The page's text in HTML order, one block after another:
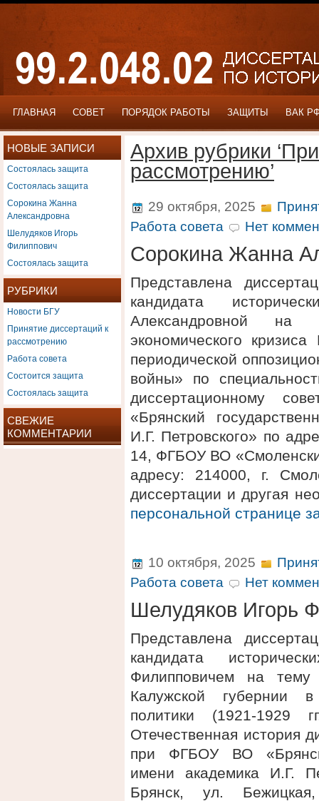
ГЛАВНАЯ СОВЕТ ПОРЯДОК РАБОТЫ ЗАЩИТЫ ВАК
НОВЫЕ ЗАПИСИ
Состоялась защита
Состоялась защита
Сорокина Жанна
Александровна
Шелудяков Игорь
Филиппович
Состоялась защита
РУБРИКИ
Новости БГУ
Принятие диссертаций к
рассмотрению
Работа совета
Состоится защита
Состоялась защита
СВЕЖИЕ
КОММЕНТАРИИ
Архив рубрики
рассмотрению’
29 октября, 2025
Работа совета
Нет
Сорокина Жанна
Представлена
кандидата
Александровной на
экономического
периодической
войны» по
диссертационному
«Брянский
И.Г. Петровского» по
14, ФГБОУ ВО
адресу: 214000, г.
диссертации и другая
персональной странице
10 октября, 2025
Работа совета
Нет
Шелудяков Игорь
Представлена
кандидата
Филипповичем на тему
Калужской губернии
политики (1921-1929
Отечественная история
при ФГБОУ ВО
имени академика И.Г.
Брянск, ул.